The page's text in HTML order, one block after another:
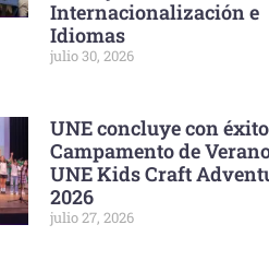
Internacionalización e
Idiomas
julio 30, 2026
UNE concluye con
Campamento de
UNE Kids Craft
2026
julio 27, 2026